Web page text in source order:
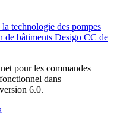
technologie des pompes
de bâtiments Desigo CC de
pour les commandes
dans
6.0.